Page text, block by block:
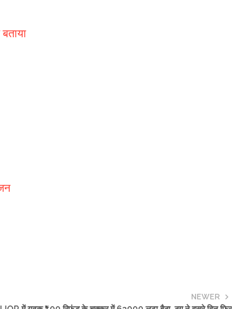
NEWER